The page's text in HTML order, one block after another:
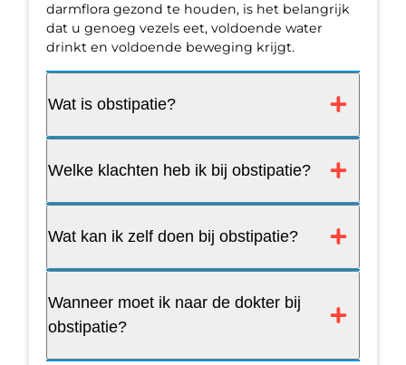
darmflora gezond te houden, is het belangrijk
dat u genoeg vezels eet, voldoende water
drinkt en voldoende beweging krijgt.
Wat is obstipatie?
Welke klachten heb ik bij obstipatie?
Wat kan ik zelf doen bij obstipatie?
Wanneer moet ik naar de dokter bij
obstipatie?